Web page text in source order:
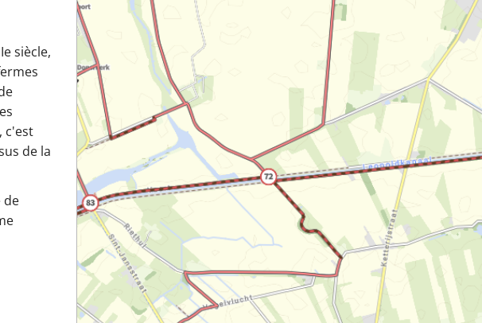
siècle,
c'est
de la
de